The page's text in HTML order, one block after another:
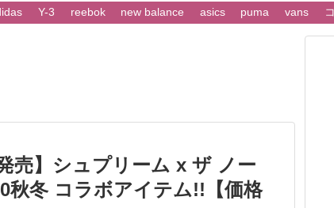
Y-3 reebok new balance asics puma vans
売】シュプリーム x ザ ノー
秋冬 コラボアイテム!!【価格